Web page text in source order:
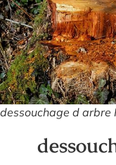
dessouchage d arbre